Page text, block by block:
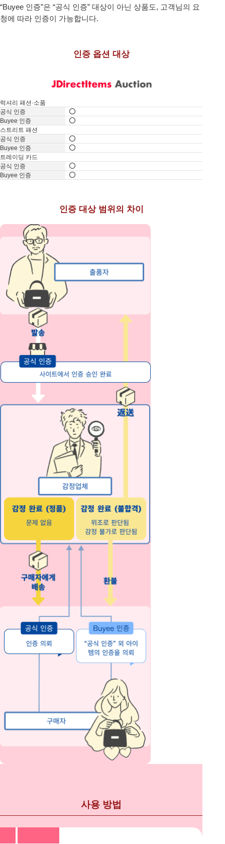
“Buyee 인증”은 “공식 인증” 대상이 아닌 상품도, 고객님의 요
청에 따라 인증이 가능합니다.
인증 옵션 대상
럭셔리 패션·소품
스트리트 패션
트레이딩 카드
인증 대상 범위의 차이
사용 방법